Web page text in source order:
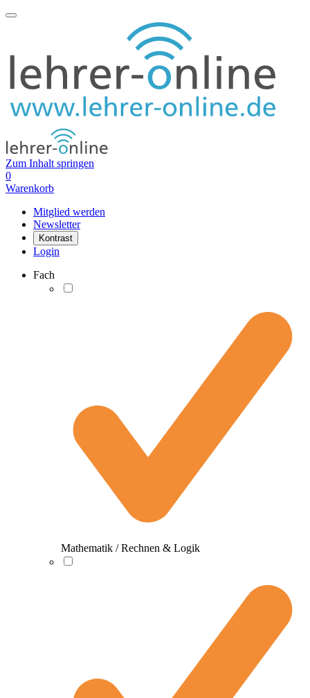
Zum Inhalt springen
0
Warenkorb
Mitglied werden
Newsletter
Kontrast
Login
Fach
Mathematik / Rechnen & Logik